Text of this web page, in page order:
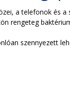
a telefonok és
rengeteg
szennyezett